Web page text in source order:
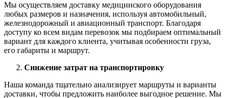
Мы осуществляем доставку медицинского оборудования
любых размеров и назначения, используя автомобильный,
железнодорожный и авиационный транспорт. Благодаря
доступу ко всем видам перевозок мы подбираем оптимальный
вариант для каждого клиента, учитывая особенности груза,
его габариты и маршрут.
Снижение затрат на транспортировку
Наша команда тщательно анализирует маршруты и варианты
доставки, чтобы предложить наиболее выгодное решение. Мы